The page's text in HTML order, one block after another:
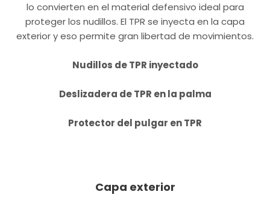
lo convierten en el material defensivo ideal para
proteger los nudillos. El TPR se inyecta en la capa
exterior y eso permite gran libertad de movimientos.
Nudillos de TPR inyectado
Deslizadera de TPR en la palma
Protector del pulgar en TPR
Capa exterior